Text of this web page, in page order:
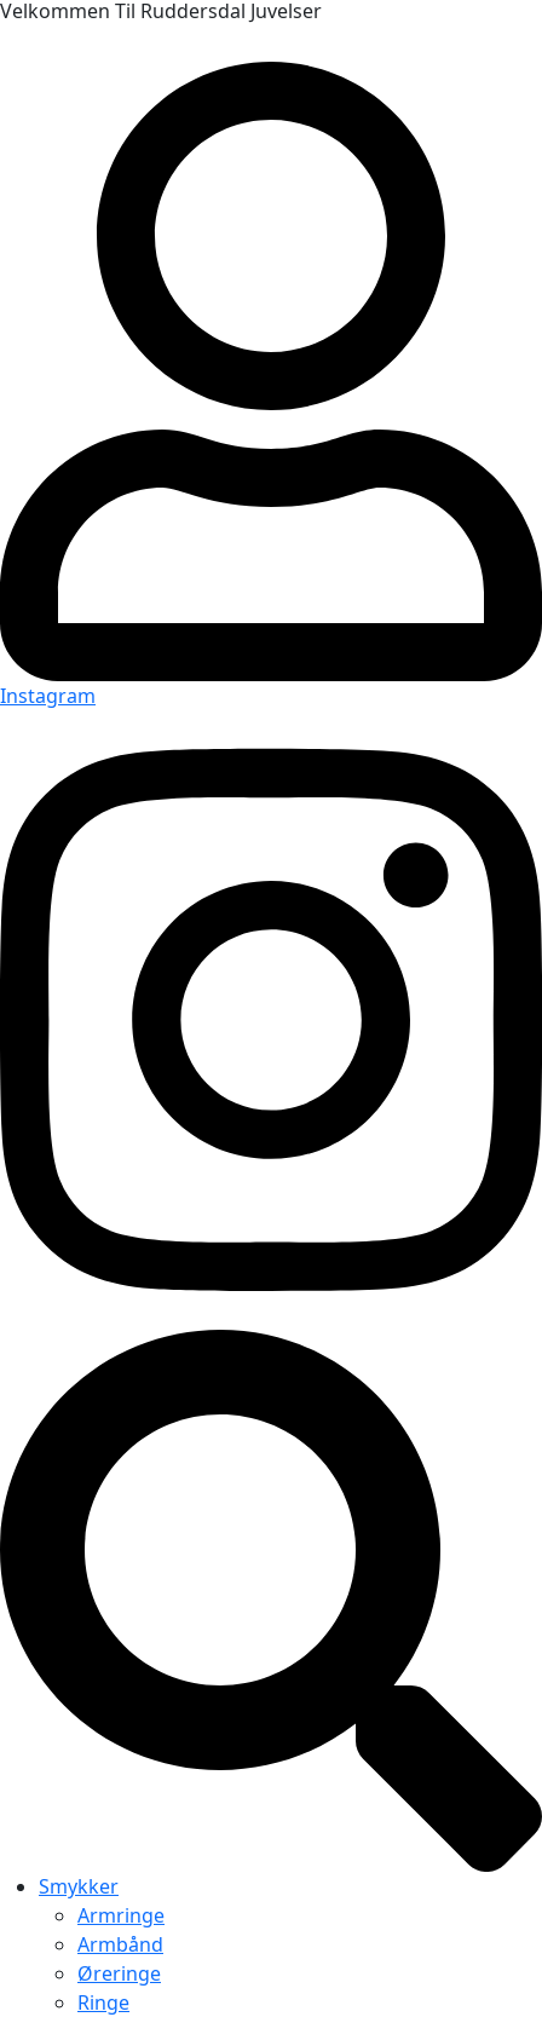
Velkommen Til Ruddersdal Juvelser
Instagram
Smykker
Armringe
Armbånd
Øreringe
Ringe